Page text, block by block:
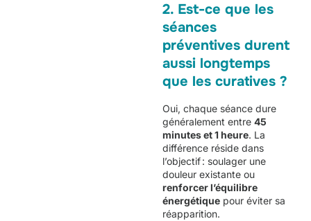
2. Est-ce que les
séances
préventives durent
aussi longtemps
que les curatives ?
Oui, chaque séance dure
généralement entre 45
minutes et 1 heure. La
différence réside dans
l’objectif : soulager une
douleur existante ou
renforcer l’équilibre
énergétique pour éviter sa
réapparition.